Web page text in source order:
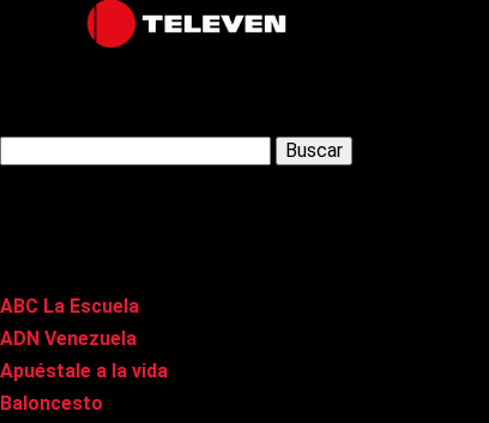
Latest Posts
ABC La Escuela
ADN Venezuela
Apuéstale a la vida
Baloncesto